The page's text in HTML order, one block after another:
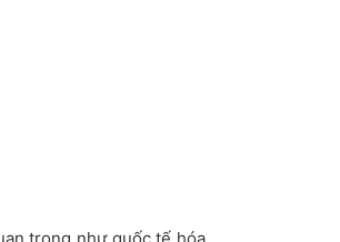
trọng như quốc tế hóa